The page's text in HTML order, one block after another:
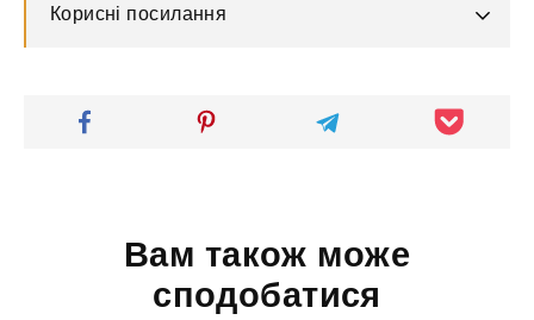
Корисні посилання
Вам також може
сподобатися